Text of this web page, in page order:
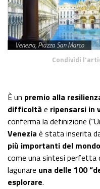
Venezia, Piazza San Marco
Condividi
È un premio alla
difficoltà e ripensarsi in
conferma la definizione
Venezia è stata inserita
più importanti del
come una sintesi perfetta
lagunare una delle 100
esplorare.